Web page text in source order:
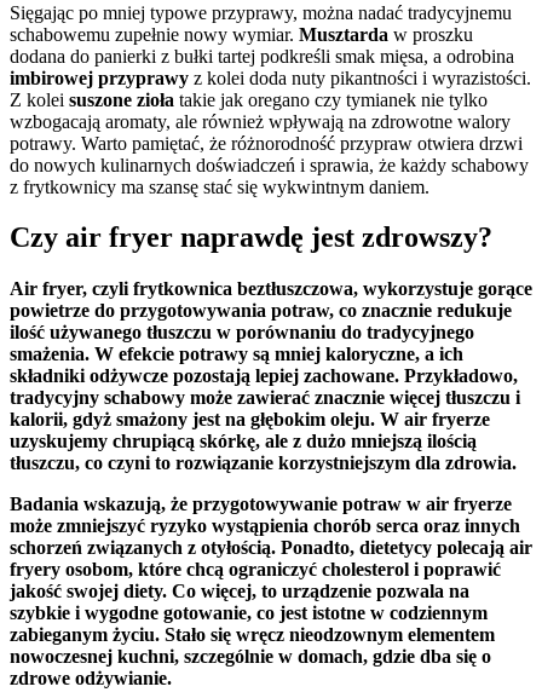
Sięgając po mniej typowe przyprawy, można nadać tradycyjnemu
schabowemu zupełnie nowy wymiar. Musztarda w proszku
dodana do panierki z bułki tartej podkreśli smak mięsa, a odrobina
imbirowej przyprawy z kolei doda nuty pikantności i wyrazistości.
Z kolei suszone zioła takie jak oregano czy tymianek nie tylko
wzbogacają aromaty, ale również wpływają na zdrowotne walory
potrawy. Warto pamiętać, że różnorodność przypraw otwiera drzwi
do nowych kulinarnych doświadczeń i sprawia, że każdy schabowy
z frytkownicy ma szansę stać się wykwintnym daniem.
Czy air fryer naprawdę jest zdrowszy?
Air fryer, czyli frytkownica beztłuszczowa, wykorzystuje gorące
powietrze do przygotowywania potraw, co znacznie redukuje
ilość używanego tłuszczu w porównaniu do tradycyjnego
smażenia. W efekcie potrawy są mniej kaloryczne, a ich
składniki odżywcze pozostają lepiej zachowane. Przykładowo,
tradycyjny schabowy może zawierać znacznie więcej tłuszczu i
kalorii, gdyż smażony jest na głębokim oleju. W air fryerze
uzyskujemy chrupiącą skórkę, ale z dużo mniejszą ilością
tłuszczu, co czyni to rozwiązanie korzystniejszym dla zdrowia.
Badania wskazują, że przygotowywanie potraw w air fryerze
może zmniejszyć ryzyko wystąpienia chorób serca oraz innych
schorzeń związanych z otyłością. Ponadto, dietetycy polecają air
fryery osobom, które chcą ograniczyć cholesterol i poprawić
jakość swojej diety. Co więcej, to urządzenie pozwala na
szybkie i wygodne gotowanie, co jest istotne w codziennym
zabieganym życiu. Stało się wręcz nieodzownym elementem
nowoczesnej kuchni, szczególnie w domach, gdzie dba się o
zdrowe odżywianie.